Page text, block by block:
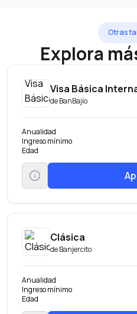
Otras
Explora
Visa Básica
deBanBajío
Anualidad
Ingreso mínimo
Edad
Clásica
deBanjercito
Anualidad
Ingreso mínimo
Edad